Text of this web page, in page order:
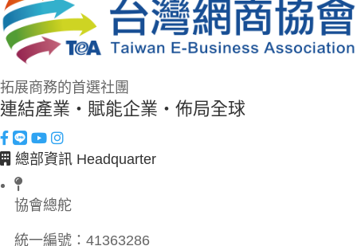
拓展商務的首選社團
連結產業・賦能企業・佈局全球
總部資訊 Headquarter
協會總舵
統一編號： 41363286